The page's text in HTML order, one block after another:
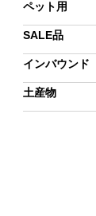
ペット用
SALE品
インバウンド
土産物